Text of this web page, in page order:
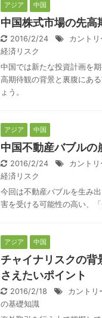
アジア 中国
中国株式市場の先高
2016/2/24 カント
経済リスク
中国では新たな投資計画を
高期待観の背景と裏腹にあ
ょう。
アジア 中国
中国不動産バブルの
2016/2/24 カント
経済リスク
今回は不動産バブルを生み
害を受ける可能性の高い、
アジア 中国
チャイナリスクの背
さえたいポイント
2016/2/18 カントリ
の基礎知識